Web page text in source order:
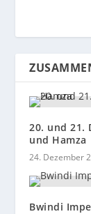
20. und 21.
und Hamza
24. Dezember
Bwindi